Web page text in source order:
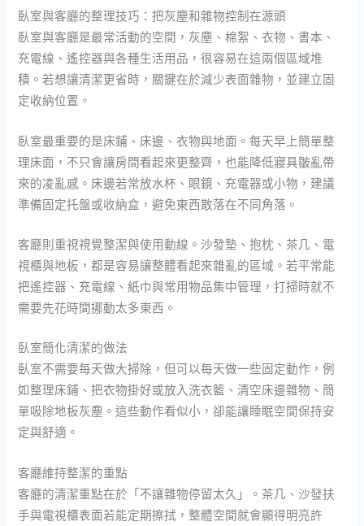
臥室與客廳的整理技巧：把灰塵和雜物控制在源頭
臥室與客廳是最常活動的空間，灰塵、棉絮、衣物、書本、
充電線、遙控器與各種生活用品，很容易在這兩個區域堆
積。若想讓清潔更省時，關鍵在於減少表面雜物，並建立固
定收納位置。
臥室最重要的是床鋪、床邊、衣物與地面。每天早上簡單整
理床面，不只會讓房間看起來更整齊，也能降低寢具皺亂帶
來的凌亂感。床邊若常放水杯、眼鏡、充電器或小物，建議
準備固定托盤或收納盒，避免東西散落在不同角落。
客廳則重視視覺整潔與使用動線。沙發墊、抱枕、茶几、電
視櫃與地板，都是容易讓整體看起來雜亂的區域。若平常能
把遙控器、充電線、紙巾與常用物品集中管理，打掃時就不
需要先花時間挪動太多東西。
臥室簡化清潔的做法
臥室不需要每天做大掃除，但可以每天做一些固定動作，例
如整理床鋪、把衣物掛好或放入洗衣籃、清空床邊雜物、簡
單吸除地板灰塵。這些動作看似小，卻能讓睡眠空間保持安
定與舒適。
客廳維持整潔的重點
客廳的清潔重點在於「不讓雜物停留太久」。茶几、沙發扶
手與電視櫃表面若能定期擦拭，整體空間就會顯得明亮許